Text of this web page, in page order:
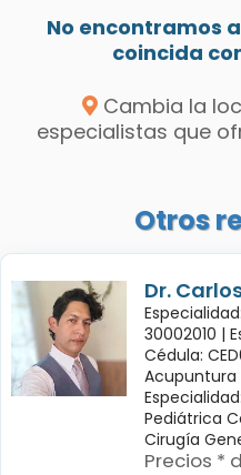
No encontramos
coincida
Cambia la
especialistas que
Otros
Dr.
30002010 |
Cédula:
Acupuntura
Pediátrica
Cirugía
Precios *